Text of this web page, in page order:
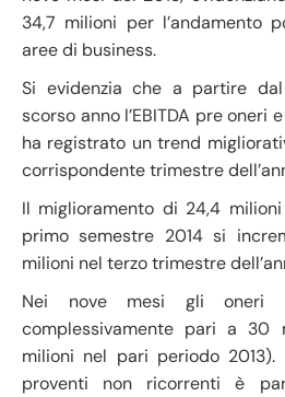
34,7 milioni per l’andamento
aree di business.
Si evidenzia che a partire
scorso anno l’EBITDA pre oneri
ha registrato un trend
corrispondente trimestre
Il miglioramento di 24,4
primo semestre 2014 si
milioni nel terzo trimestre
Nei nove mesi gli oneri
complessivamente pari a 30
milioni nel pari periodo 2013).
proventi non ricorrenti è